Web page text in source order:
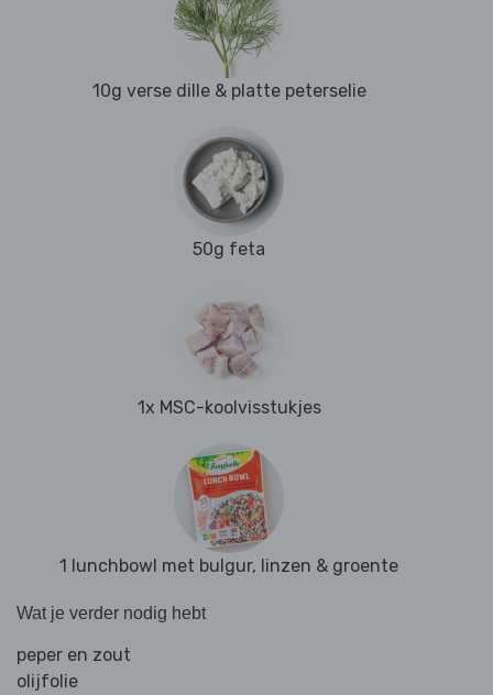
10g verse dille & platte peterselie
50g feta
1x MSC-koolvisstukjes
1 lunchbowl met bulgur, linzen & groente
Wat je verder nodig hebt
peper en zout
olijfolie